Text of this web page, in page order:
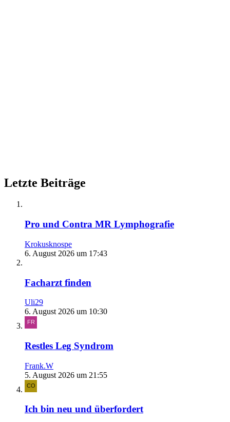
Letzte Beiträge
Pro und Contra MR Lymphografie
Krokusknospe
6. August 2026 um 17:43
Facharzt finden
Uli29
6. August 2026 um 10:30
Restles Leg Syndrom
Frank.W
5. August 2026 um 21:55
Ich bin neu und überfordert